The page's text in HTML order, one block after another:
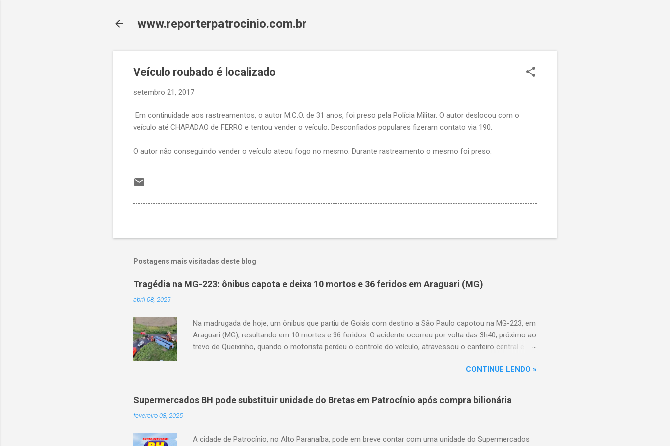
www.reporterpatrocinio.com.br
Veículo roubado é localizado
setembro 21, 2017
Em continuidade aos rastreamentos, o autor M.C.O. de 31 anos, foi preso pela Polícia Militar. O autor deslocou com o
veículo até CHAPADAO de FERRO e tentou vender o veículo. Desconfiados populares fizeram contato via 190.
O autor não conseguindo vender o veículo ateou fogo no mesmo. Durante rastreamento o mesmo foi preso.
Postagens mais visitadas deste blog
Tragédia na MG-223: ônibus capota e deixa 10 mortos e 36 feridos em Araguari (MG)
abril 08, 2025
Na madrugada de hoje, um ônibus que partiu de Goiás com destino a São Paulo capotou na MG-223, em
Araguari (MG), resultando em 10 mortes e 36 feridos. O acidente ocorreu por volta das 3h40, próximo ao
trevo de Queixinho, quando o motorista perdeu o controle do veículo, atravessou o canteiro central e
oito anos. Nove dos feridos estão em estado grave. As autoridades investigam as causas do acidente.
CONTINUE LENDO »
Supermercados BH pode substituir unidade do Bretas em Patrocínio após compra bilionária
fevereiro 08, 2025
A cidade de Patrocínio, no Alto Paranaíba, pode em breve contar com uma unidade do Supermercados